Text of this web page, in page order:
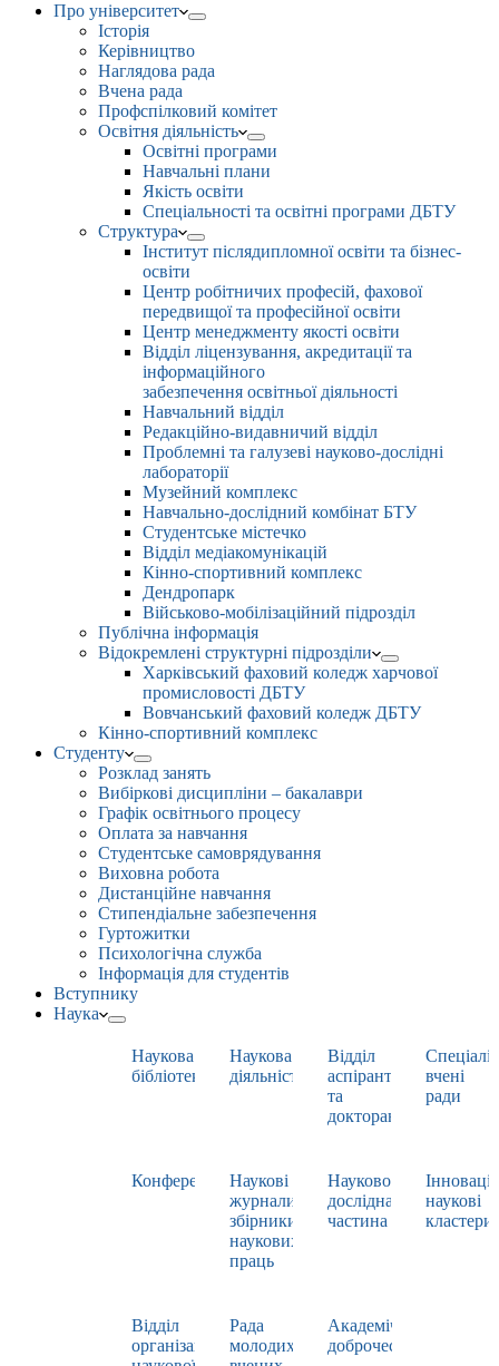
Про університет
Історія
Керівництво
Наглядова рада
Вчена рада
Профспілковий комітет
Освітня діяльність
Освітні програми
Навчальні плани
Якість освіти
Спеціальності та освітні програми ДБТУ
Структура
Інститут післядипломної освіти та бізнес-
освіти
Центр робітничих професій, фахової
передвищої та професійної освіти
Центр менеджменту якості освіти
Відділ ліцензування, акредитації та
інформаційного
забезпечення освітньої діяльності
Навчальний відділ
Редакційно-видавничий відділ
Проблемні та галузеві науково-дослідні
лабораторії
Музейний комплекс
Навчально-дослідний комбінат БТУ
Студентське містечко
Відділ медіакомунікацій
Кінно-спортивний комплекс
Дендропарк
Військово-мобілізаційний підрозділ
Публічна інформація
Відокремлені структурні підрозділи
Харківський фаховий коледж харчової
промисловості ДБТУ
Вовчанський фаховий коледж ДБТУ
Кінно-спортивний комплекс
Студенту
Розклад занять
Вибіркові дисципліни – бакалаври
Графік освітнього процесу
Оплата за навчання
Студентське самоврядування
Виховна робота
Дистанційне навчання
Стипендіальне забезпечення
Гуртожитки
Психологічна служба
Інформація для студентів
Вступнику
Наука
Наукова
бібліотека
Наукова
діяльність
Відділ
аспірантури
та
докторантури
вчені
ради
Конференції
Наукові
журнали,
збірники
наукових
праць
Науково-
дослідна
частина
наукові
кластери
Відділ
організації
Рада
молодих
Академічна
доброчесність